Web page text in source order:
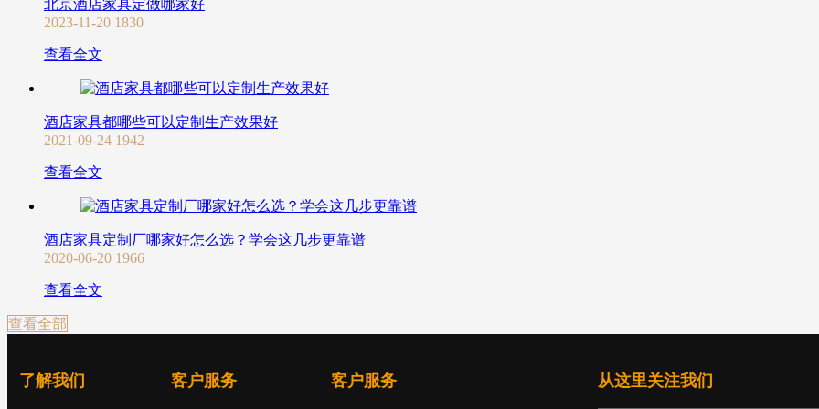
北京酒店家具定做哪家好
2023-11-20 1830
查看全文
酒店家具都哪些可以定制生产效果好
2021-09-24 1942
查看全文
酒店家具定制厂哪家好怎么选？学会这几步更靠谱
2020-06-20 1966
查看全文
查看全部
了解我们 客户服务 客户服务
从这里关注我们